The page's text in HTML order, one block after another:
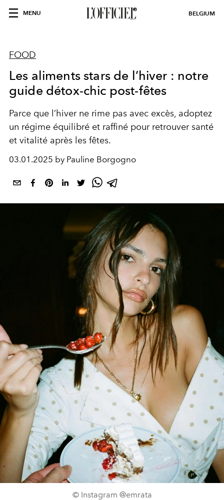
MENU BELGIUM
FOOD
Les aliments stars de l’hiver : notre
guide détox-chic post-fêtes
Parce que l’hiver ne rime pas avec excès, adoptez
un régime équilibré et raffiné pour retrouver santé
et vitalité après les fêtes.
03.01.2025 by Pauline Borgogno
© Instagram @emrata